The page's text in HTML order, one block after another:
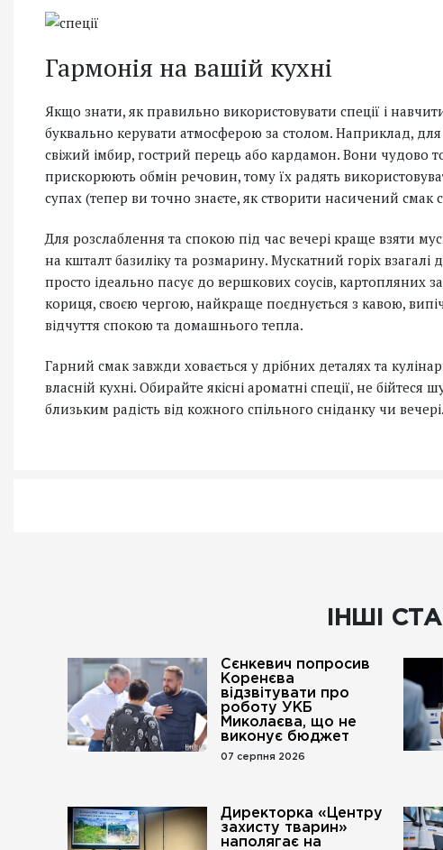
Гармонія на вашій кухні
Якщо знати, як правильно використовувати спеції і
буквально керувати атмосферою за столом. Наприклад, для
свіжий імбир, гострий перець або кардамон. Вони чудово
прискорюють обмін речовин, тому їх радять
супах (тепер ви точно знаєте, як створити насичений смак
Для розслаблення та спокою під час вечері краще взяти
на кшталт базиліку та розмарину. Мускатний горіх взагалі
просто ідеально пасує до вершкових соусів, картопляних
кориця, своєю чергою, найкраще поєднується з кавою,
відчуття спокою та домашнього тепла.
Гарний смак завжди ховається у дрібних деталях та
власній кухні. Обирайте якісні ароматні спеції, не
близьким радість від кожного спільного сніданку чи вечері.
ІНШІ
Сєнкевич попросив
Коренєва
відзвітувати про
роботу УКБ
Миколаєва, що не
виконує бюджет
07 серпня 2026
Директорка «Центру
захисту тварин»
наполягає на